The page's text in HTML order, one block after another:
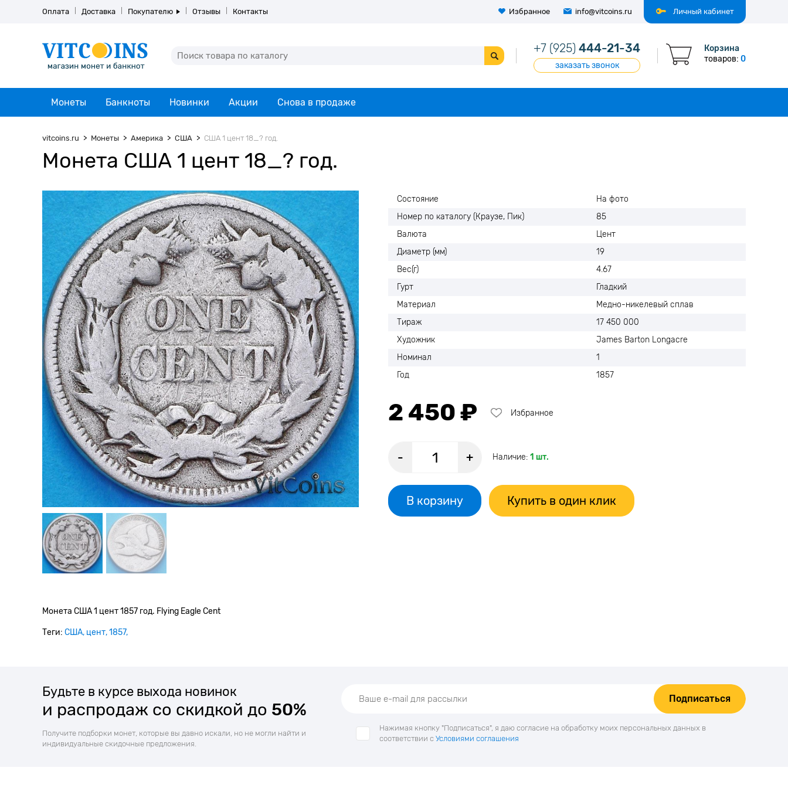
Личный кабинет
Оплата Доставка Покупателю Отзывы Контакты Избранное info@vitcoins.ru
+7 (925) 444-21-34
заказать звонок
Корзина
товаров: 0
Монеты Банкноты Новинки Акции Снова в продаже
vitcoins.ru Монеты Америка США США 1 цент 18_? год.
Монета США 1 цент 18_? год.
Состояние
На фото
Номер по каталогу (Краузе, Пик)
85
Валюта
Цент
Диаметр (мм)
19
Вес(г)
4.67
Гурт
Гладкий
Материал
Медно-никелевый сплав
Тираж
17 450 000
Художник
James Barton Longacre
Номинал
1
Год
1857
2 450 ₽ Избранное
- + Наличие: 1 шт.
В корзину Купить в один клик
Монета США 1 цент 1857 год. Flying Eagle Cent
Теги: США цент 1857
Будьте в курсе выхода новинок
и распродаж со скидкой до 50%
Получите подборки монет, которые вы давно искали, но не могли найти и
индивидуальные скидочные предложения.
Подписаться
Нажимая кнопку "Подписаться", я даю согласие на обработку моих персональных данных в
соответствии с Условиями соглашения